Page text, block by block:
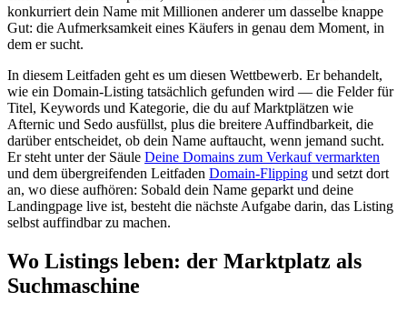
konkurriert dein Name mit Millionen anderer um dasselbe knappe
Gut: die Aufmerksamkeit eines Käufers in genau dem Moment, in
dem er sucht.
In diesem Leitfaden geht es um diesen Wettbewerb. Er behandelt,
wie ein Domain-Listing tatsächlich gefunden wird — die Felder für
Titel, Keywords und Kategorie, die du auf Marktplätzen wie
Afternic und Sedo ausfüllst, plus die breitere Auffindbarkeit, die
darüber entscheidet, ob dein Name auftaucht, wenn jemand sucht.
Er steht unter der Säule Deine Domains zum Verkauf vermarkten
und dem übergreifenden Leitfaden Domain-Flipping und setzt dort
an, wo diese aufhören: Sobald dein Name geparkt und deine
Landingpage live ist, besteht die nächste Aufgabe darin, das Listing
selbst auffindbar zu machen.
Wo Listings leben: der Marktplatz als
Suchmaschine